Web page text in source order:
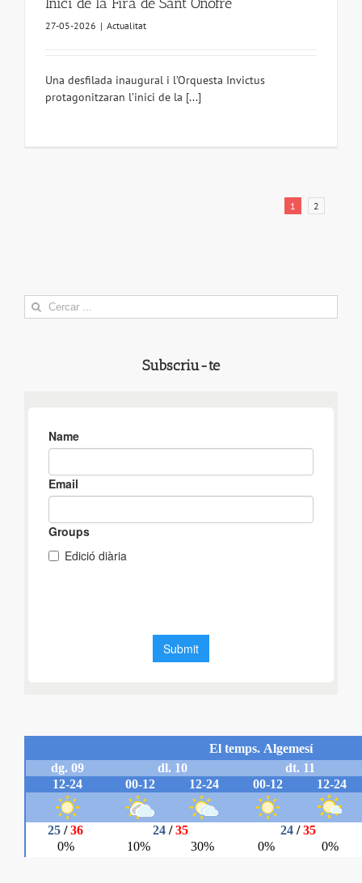
Inici de la Fira de Sant Onofre
27-05-2026 | Actualitat
Una desfilada inaugural i l’Orquesta Invictus
protagonitzaran l’inici de la [...]
1 2
Search
for:
Subscriu-te